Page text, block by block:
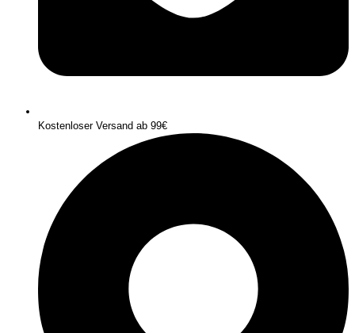
Kostenloser Versand ab 99€